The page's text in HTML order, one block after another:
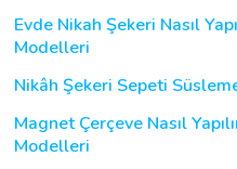
Evde Nikah Şekeri Nasıl
Modelleri
Nikâh Şekeri Sepeti
Magnet Çerçeve Nasıl
Modelleri